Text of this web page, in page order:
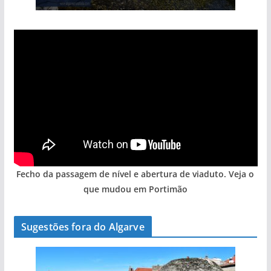
Fecho da passagem de nível e abertura de viaduto. Veja o
que mudou em Portimão
Sugestões fora do Algarve